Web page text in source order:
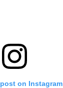
on Instagram